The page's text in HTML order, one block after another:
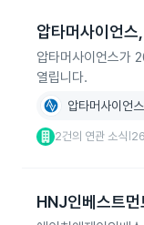
압타머사이언스
압타머사이언스가
열립니다.
압타머사이언스
2건의 연관 소식
HNJ인베스트먼